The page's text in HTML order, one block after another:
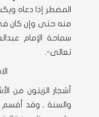
المضطر إذا دعاه
منه حتى وإن كان في
سماحة الإمام
تعالى-.
أشجار الزيتون من
والسنة , وقد أقسم